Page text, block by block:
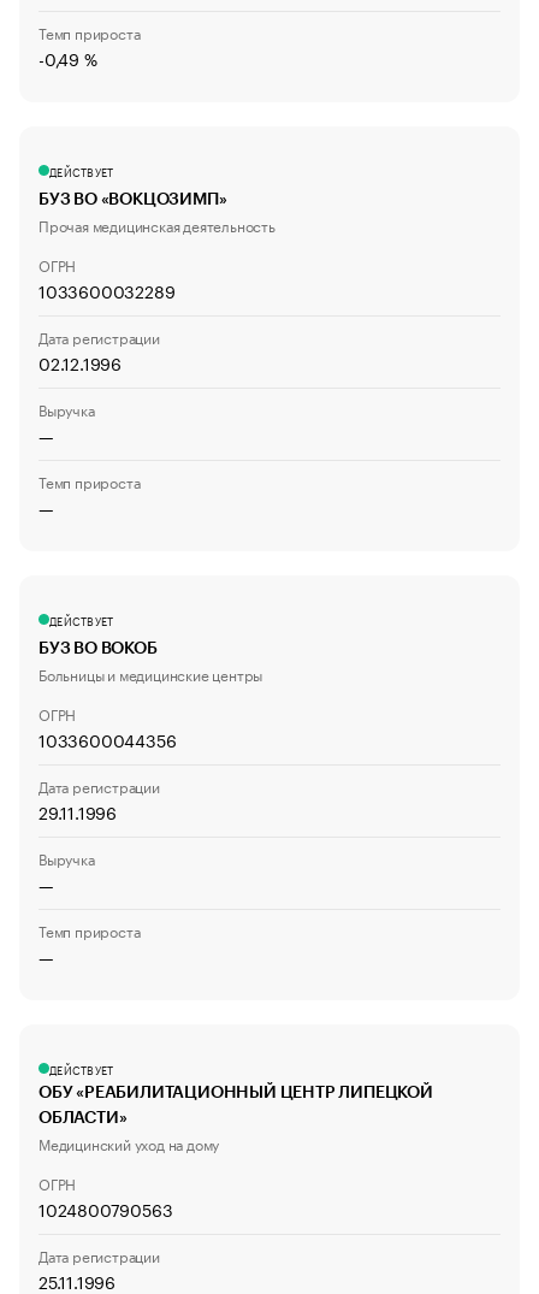
Темп прироста
-0,49 %
ДЕЙСТВУЕТ
БУЗ ВО «ВОКЦОЗИМП»
Прочая медицинская деятельность
ОГРН
1033600032289
Дата регистрации
02.12.1996
Выручка
—
Темп прироста
—
ДЕЙСТВУЕТ
БУЗ ВО ВОКОБ
Больницы и медицинские центры
ОГРН
1033600044356
Дата регистрации
29.11.1996
Выручка
—
Темп прироста
—
ДЕЙСТВУЕТ
ОБУ «РЕАБИЛИТАЦИОННЫЙ ЦЕНТР ЛИПЕЦКОЙ
ОБЛАСТИ»
Медицинский уход на дому
ОГРН
1024800790563
Дата регистрации
25.11.1996